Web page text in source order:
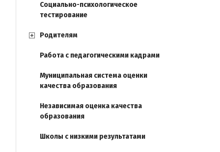
Социально-психологическое
тестирование
Родителям
Работа с педагогическими кадрами
Муниципальная система оценки
качества образования
Независимая оценка качества
образования
Школы с низкими результатами